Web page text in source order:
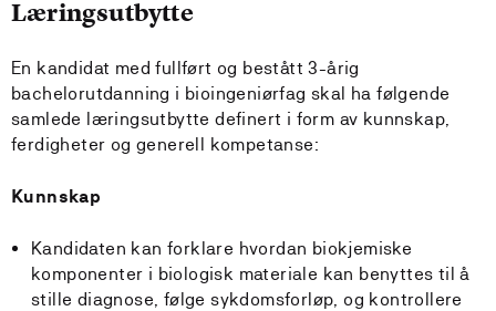
Læringsutbytte
En kandidat med fullført og bestått 3-årig
bachelorutdanning i bioingeniørfag skal ha følgende
samlede læringsutbytte definert i form av kunnskap,
ferdigheter og generell kompetanse:
Kunnskap
Kandidaten kan forklare hvordan biokjemiske
komponenter i biologisk materiale kan benyttes til å
stille diagnose, følge sykdomsforløp, og kontrollere